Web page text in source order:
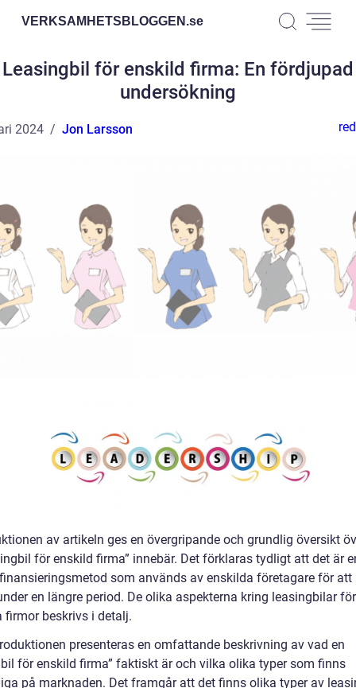
VERKSAMHETSBLOGGEN.se
Leasingbil för enskild firma: En fördjupad
undersökning
2024 Jon Larsson
av artikeln ges en övergripande och grundlig översikt
för enskild firma” innebär. Det förklaras tydligt att det är
som används av enskilda företagare för att
en längre period. De olika aspekterna kring leasingbilar för
firmor beskrivs i detalj.
presenteras en omfattande beskrivning av vad en
för enskild firma” faktiskt är och vilka olika typer som finns
på marknaden. Det framgår att det finns olika typer av